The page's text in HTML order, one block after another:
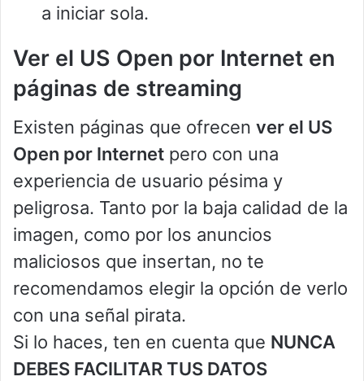
a iniciar sola.
Ver el US Open por Internet en
páginas de streaming
Existen páginas que ofrecen ver el US
Open por Internet pero con una
experiencia de usuario pésima y
peligrosa. Tanto por la baja calidad de la
imagen, como por los anuncios
maliciosos que insertan, no te
recomendamos elegir la opción de verlo
con una señal pirata.
Si lo haces, ten en cuenta que NUNCA
DEBES FACILITAR TUS DATOS